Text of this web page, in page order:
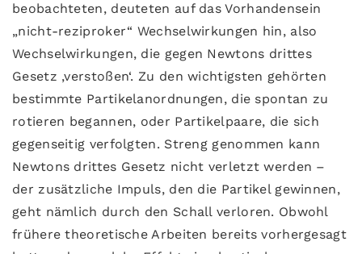
beobachteten, deuteten auf das Vorhandensein
„nicht-reziproker“ Wechselwirkungen hin, also
Wechselwirkungen, die gegen Newtons drittes
Gesetz ‚verstoßen‘. Zu den wichtigsten gehörten
bestimmte Partikelanordnungen, die spontan zu
rotieren begannen, oder Partikelpaare, die sich
gegenseitig verfolgten. Streng genommen kann
Newtons drittes Gesetz nicht verletzt werden –
der zusätzliche Impuls, den die Partikel gewinnen,
geht nämlich durch den Schall verloren. Obwohl
frühere theoretische Arbeiten bereits vorhergesagt